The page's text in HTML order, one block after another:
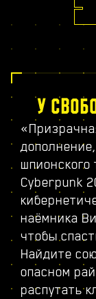
У
шпионского
Cyberpunk
наёмника
чтобы
Найдите
опасном
распутать